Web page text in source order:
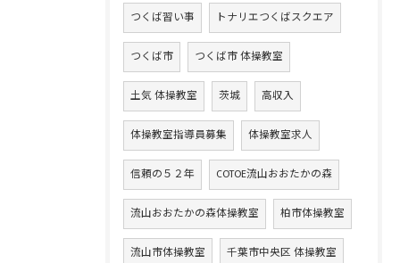
つくば習い事 トナリエつくばスクエア
つくば市 つくば市 体操教室
土気 体操教室 茨城 高収入
体操教室指導員募集 体操教室求人
信頼の５２年 COTOE流山おおたかの森
流山おおたかの森体操教室 柏市体操教室
流山市体操教室 千葉市中央区 体操教室